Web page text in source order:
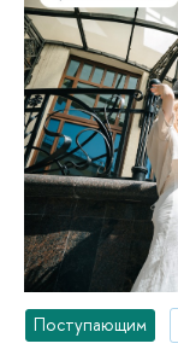
Поступающим